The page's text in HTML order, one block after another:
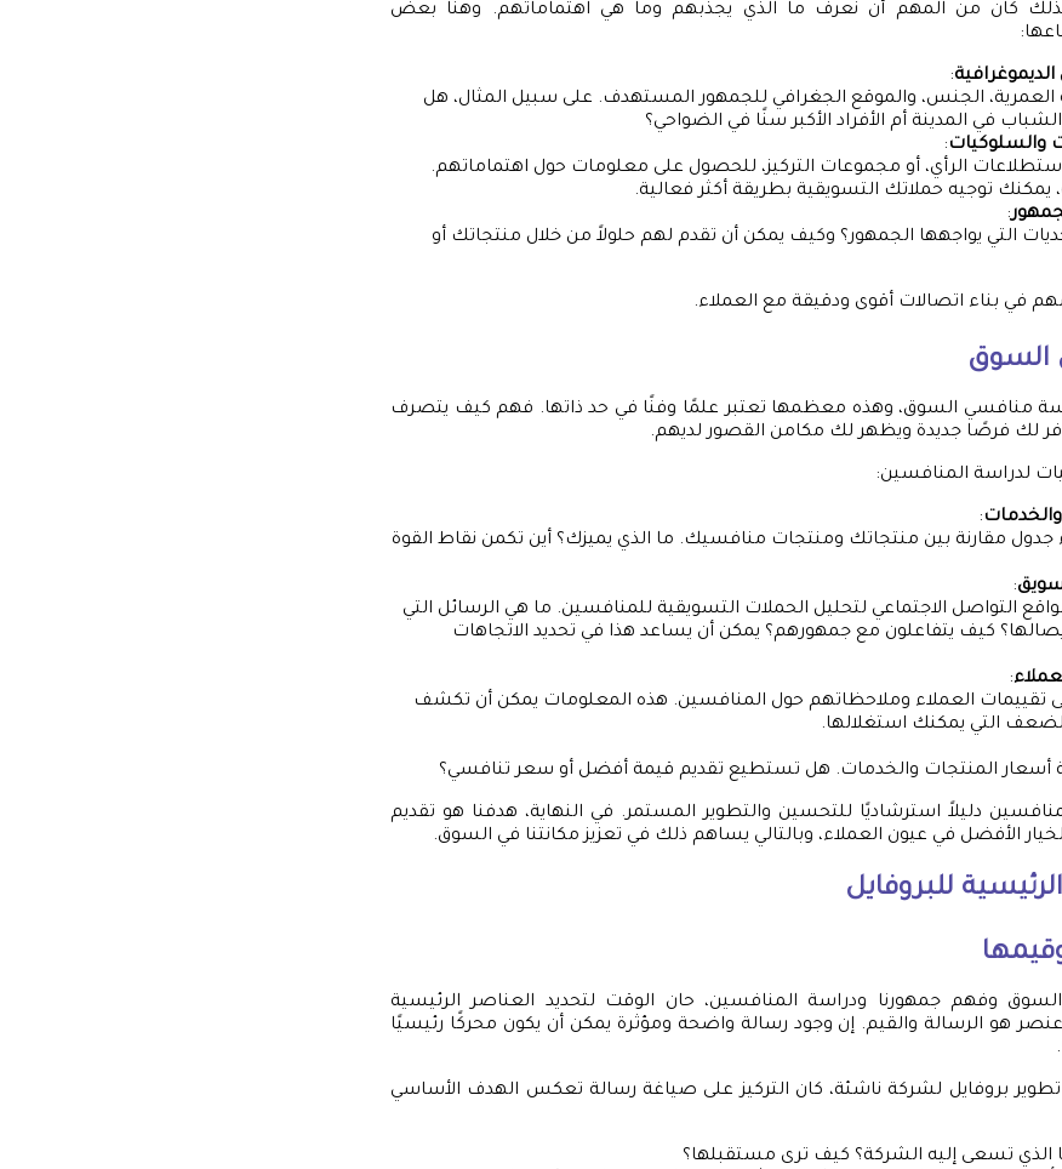
كان من المهم أن نعرف ما الذي يجذبهم وما هي اهتماماتهم. وهنا بعض
:
العمرية، الجنس، والموقع الجغرافي للجمهور المستهدف. على سبيل المثال، هل
في المدينة أم الأفراد الأكبر سنًا في الضواحي؟
والسلوكيات:
الرأي، أو مجموعات التركيز، للحصول على معلومات حول اهتماماتهم.
يمكنك توجيه حملاتك التسويقية بطريقة أكثر فعالية.
:
التي يواجهها الجمهور؟ وكيف يمكن أن تقدم لهم حلولاً من خلال منتجاتك أو
في بناء اتصالات أقوى ودقيقة مع العملاء.
السوق
منافسي السوق، وهذه معظمها تعتبر علمًا وفنًا في حد ذاتها. فهم كيف يتصرف
لك فرصًا جديدة ويظهر لك مكامن القصور لديهم.
لدراسة المنافسين:
:
جدول مقارنة بين منتجاتك ومنتجات منافسيك. ما الذي يميزك؟ أين تكمن نقاط القوة
:
التواصل الاجتماعي لتحليل الحملات التسويقية للمنافسين. ما هي الرسائل التي
كيف يتفاعلون مع جمهورهم؟ يمكن أن يساعد هذا في تحديد الاتجاهات
:
تقييمات العملاء وملاحظاتهم حول المنافسين. هذه المعلومات يمكن أن تكشف
التي يمكنك استغلالها.
أسعار المنتجات والخدمات. هل تستطيع تقديم قيمة أفضل أو سعر تنافسي؟
دليلاً استرشاديًا للتحسين والتطوير المستمر. في النهاية، هدفنا هو تقديم
الأفضل في عيون العملاء، وبالتالي يساهم ذلك في تعزيز مكانتنا في السوق.
للبروفايل
وفهم جمهورنا ودراسة المنافسين، حان الوقت لتحديد العناصر الرئيسية
هو الرسالة والقيم. إن وجود رسالة واضحة ومؤثرة يمكن أن يكون محركًا رئيسيًا
بروفايل لشركة ناشئة، كان التركيز على صياغة رسالة تعكس الهدف الأساسي
الذي تسعى إليه الشركة؟ كيف ترى مستقبلها؟